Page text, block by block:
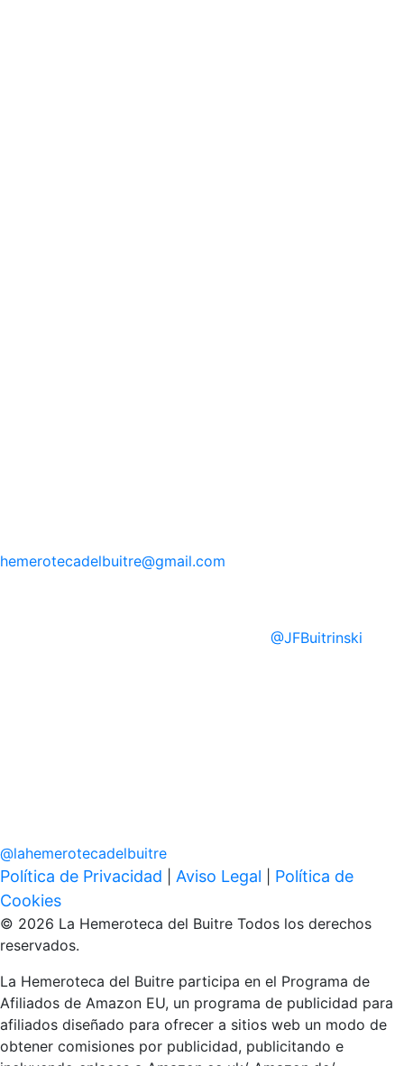
hemerotecadelbuitre@gmail.com
@JFBuitrinski
@lahemerotecadelbuitre
Política de Privacidad Aviso Legal
Política de
Cookies
© 2026 La Hemeroteca del Buitre Todos los derechos
reservados.
La Hemeroteca del Buitre participa en el Programa de
Afiliados de Amazon EU, un programa de publicidad para
afiliados diseñado para ofrecer a sitios web un modo de
obtener comisiones por publicidad, publicitando e